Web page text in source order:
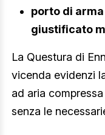
porto di
giustificato
La Questura di
vicenda evidenzi
ad aria
senza le